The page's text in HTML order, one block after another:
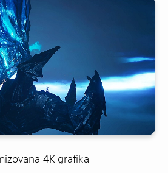
4K grafika